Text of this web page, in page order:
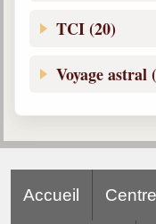
TCI (20)
Voyage astral
Accueil Centre